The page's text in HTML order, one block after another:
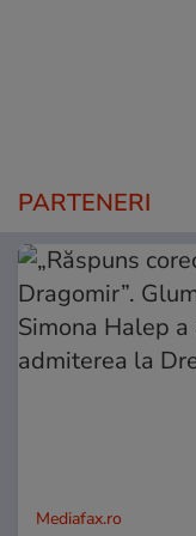
PARTENERI
Mediafax.ro